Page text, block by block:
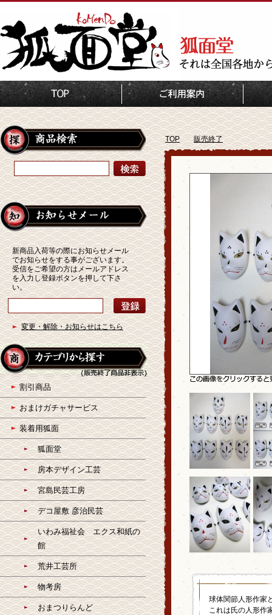
TOP 販売終了
球体関節人形作家
これは氏の人形作
新商品入荷等の際にお知らせメール
でお知らせをする事がございます。
受信をご希望の方はメールアドレス
を入力し登録ボタンを押して下さ
い。
変更・解除・お知らせはこちら
割引商品
おまけガチャサービス
装着用狐面
狐面堂
房本デザイン工芸
宮島民芸工房
デコ屋敷 彦治民芸
いわみ福祉会 エクス和紙の
館
荒井工芸所
物考房
おまつりらんど